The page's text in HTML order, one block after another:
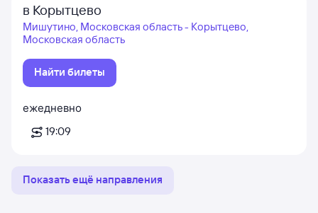
в Корытцево
Мишутино, Московская область - Корытцево,
Московская область
Найти билеты
ежедневно
19:09
Показать ещё направления